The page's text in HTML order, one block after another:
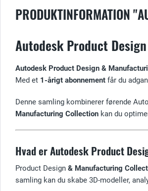
PRODUKTINFORMATION
Autodesk Product
Autodesk Product Design &
Med et 1-årigt abonnement får du
Denne samling kombinerer førende
Manufacturing Collection kan du
Hvad er Autodesk Product
Product Design & Manufacturing
samling kan du skabe 3D-modeller,